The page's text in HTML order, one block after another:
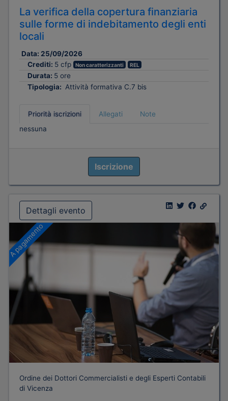
La verifica della copertura finanziaria
sulle forme di indebitamento degli enti
locali
Data: 25/09/2026
Crediti: 5 cfp Non caratterizzanti REL
Durata: 5 ore
Tipologia: Attività formativa C.7 bis
Priorità iscrizioni Allegati
Note
nessuna
Iscrizione
Dettagli evento
A pagamento
Ordine dei Dottori Commercialisti e degli Esperti Contabili
di Vicenza